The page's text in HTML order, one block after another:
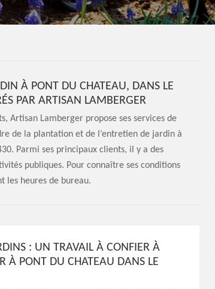
À PONT DU CHATEAU, DANS LE
PAR ARTISAN LAMBERGER
Artisan Lamberger propose ses services de
de la plantation et de l’entretien de jardin à
Parmi ses principaux clients, il y a des
publiques. Pour connaître ses conditions
les heures de bureau.
: UN TRAVAIL À CONFIER À
À PONT DU CHATEAU DANS LE